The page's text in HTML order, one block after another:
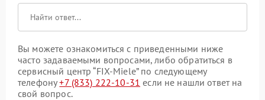
Вы можете ознакомиться с приведенными ниже
часто задаваемыми вопросами, либо обратиться в
сервисный центр “FIX-Miele” по следующему
телефону+7 (833) 222-10-31 если не нашли ответ на
свой вопрос.